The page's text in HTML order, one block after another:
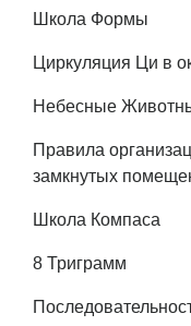
Школа Формы
Циркуляция Ци в
Небесные
Правила
замкнутых
Школа Компаса
8 Триграмм